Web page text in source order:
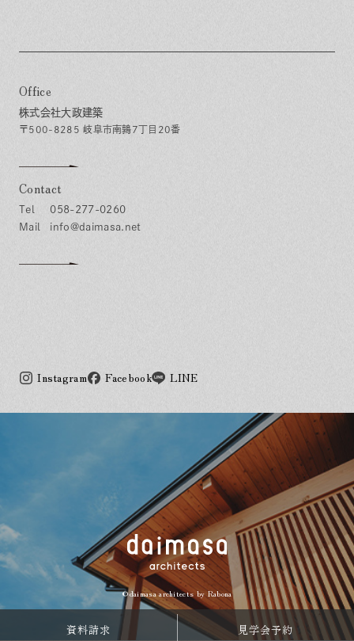
Office
株式会社大政建築
〒500-8285 岐阜市南鶉7丁目20番
Contact
058-277-0260
info@daimasa.net
Instagram Facebook LINE
©daimasa architects byRabona
資料請求 見学会予約